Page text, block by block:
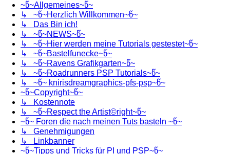
~წ~Allgemeines~წ~
↳ ~წ~Herzlich Willkommen~წ~
↳ Das Bin ich!
↳ ~წ~NEWS~წ~
↳ ~წ~Hier werden meine Tutorials gestestet~წ~
↳ ~წ~Bastelfunecke~წ~
↳ ~წ~Ravens Grafikgarten~წ~
↳ ~წ~Roadrunners PSP Tutorials~წ~
↳ ~წ~ knirisdreamgraphics-pfs-psp~წ~
~წ~Copyright~წ~
↳ Kostennote
↳ ~წ~Respect the Artist©right~წ~
~წ~ Foren die nach meinen Tuts basteln ~წ~
↳ Genehmigungen
↳ Linkbanner
~წ~Tipps und Tricks für PI und PSP~წ~